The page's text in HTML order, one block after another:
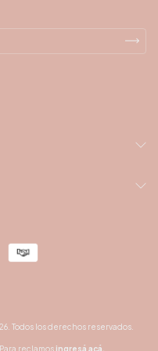
Todos los derechos reservados.
reclamos ingresá acá.